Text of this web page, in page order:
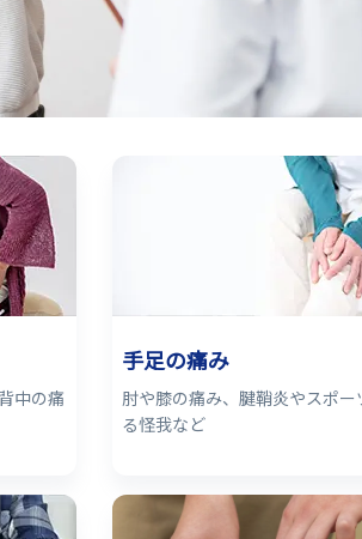
中の痛
手足の痛み
肘や膝の痛み、腱鞘炎やスポー
る怪我など